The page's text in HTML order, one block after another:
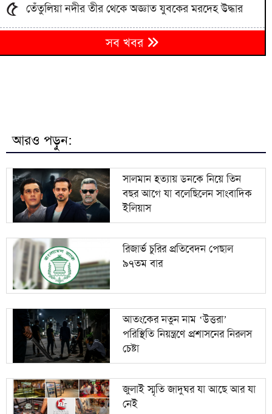
৫ তেঁতুলিয়া নদীর তীর থেকে অজ্ঞাত যুবকের মরদেহ উদ্ধার
সৈয়দপুরে বাস চাপায় কৃষক নিহত
নিরলস চেষ্টা
৯ গাসিক প্রশাসকের
১০ কানাডায় জরুরি অবস্থা, দুই শহরের বাসিন্দাদের সরে
যাওয়ার নির্দেশ
সব খবর
আরও পড়ুন:
সালমান হত্যায় ডনকে নিয়ে তিন
বছর আগে যা বলেছিলেন সাংবাদিক
ইলিয়াস
রিজার্ভ চুরির প্রতিবেদন পেছাল
৯৭তম বার
আতংকের নতুন নাম ‘উত্তরা’
পরিস্থিতি নিয়ন্ত্রণে প্রশাসনের নিরলস
চেষ্টা
জুলাই স্মৃতি জাদুঘর যা আছে আর যা
নেই